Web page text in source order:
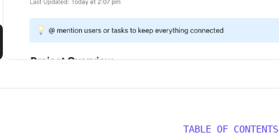
TABLE OF CONTENTS